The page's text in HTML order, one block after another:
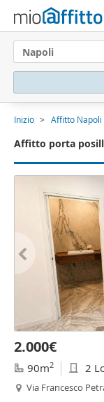
Napoli
Inizio Affitto Napoli
Affitto porta
2.000€
90m2 2
Via Francesco